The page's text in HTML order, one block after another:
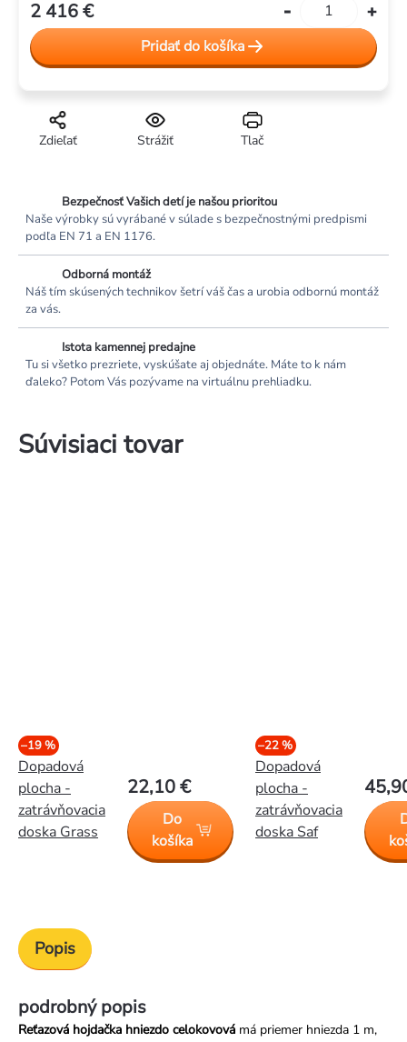
Tlač
Strážiť
Zdieľať
2 416 €
cena:Pridať do košíka
Bezpečnosť Vašich detí je našou prioritou
Naše výrobky sú vyrábané v súlade s bezpečnostnými predpismi
podľa EN 71 a EN 1176.
Odborná montáž
Náš tím skúsených technikov šetrí váš čas a urobia odbornú montáž
za vás.
Istota kamennej predajne
Tu si všetko prezriete, vyskúšate aj objednáte. Máte to k nám
ďaleko? Potom Vás pozývame na virtuálnu prehliadku.
Súvisiaci tovar
–19 %
Dopadová
plocha -
zatrávňovacia
doska Grass
22,10 €
Do
košíka
–22 %
Dopadová
plocha -
zatrávňovacia
doska Saf
Popis
podrobný popis
Reťazová hojdačka hniezdo celokovová má priemer hniezda 1 m,